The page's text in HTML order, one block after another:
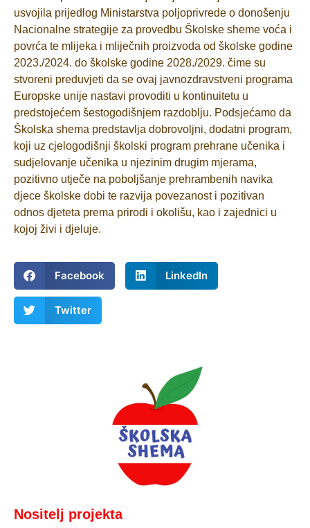
usvojila prijedlog Ministarstva poljoprivrede o donošenju
Nacionalne strategije za provedbu Školske sheme voća i
povrća te mlijeka i mliječnih proizvoda od školske godine
2023./2024. do školske godine 2028./2029. čime su
stvoreni preduvjeti da se ovaj javnozdravstveni programa
Europske unije nastavi provoditi u kontinuitetu u
predstojećem šestogodišnjem razdoblju. Podsjećamo da
Školska shema predstavlja dobrovoljni, dodatni program,
koji uz cjelogodišnji školski program prehrane učenika i
sudjelovanje učenika u njezinim drugim mjerama,
pozitivno utječe na poboljšanje prehrambenih navika
djece školske dobi te razvija povezanost i pozitivan
odnos djeteta prema prirodi i okolišu, kao i zajednici u
kojoj živi i djeluje.
Facebook LinkedIn
Twitter
Nositelj projekta